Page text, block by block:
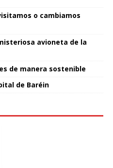
o cambiamos
avioneta de la
de manera sostenible
de Baréin